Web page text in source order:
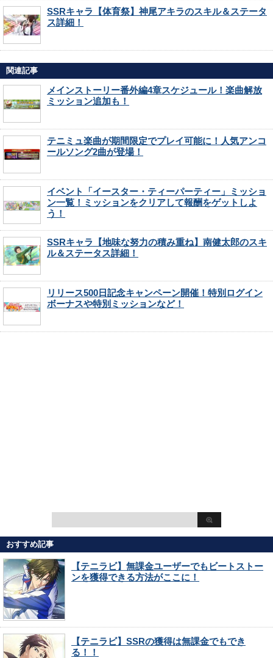
SSRキャラ【体育祭】神尾アキラのスキル＆ステータ
ス詳細！
関連記事
メインストーリー番外編4章スケジュール！楽曲解放
ミッション追加も！
テニミュ楽曲が期間限定でプレイ可能に！人気アンコ
ールソング2曲が登場！
イベント「イースター・ティーパーティー」ミッショ
ン一覧！ミッションをクリアして報酬をゲットしよ
う！
SSRキャラ【地味な努力の積み重ね】南健太郎のスキ
ル＆ステータス詳細！
リリース500日記念キャンペーン開催！特別ログイン
ボーナスや特別ミッションなど！
おすすめ記事
【テニラビ】無課金ユーザーでもビートストー
ンを獲得できる方法がここに！
【テニラビ】SSRの獲得は無課金でもでき
る！！